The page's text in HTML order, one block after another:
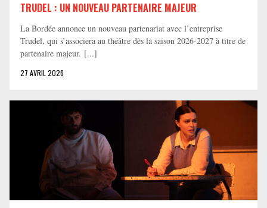
TRUDEL : UN NOUVEAU PARTENAIRE MAJEUR
La Bordée annonce un nouveau partenariat avec l’entreprise
Trudel, qui s’associera au théâtre dès la saison 2026-2027 à titre de
partenaire majeur. [...]
27 AVRIL 2026